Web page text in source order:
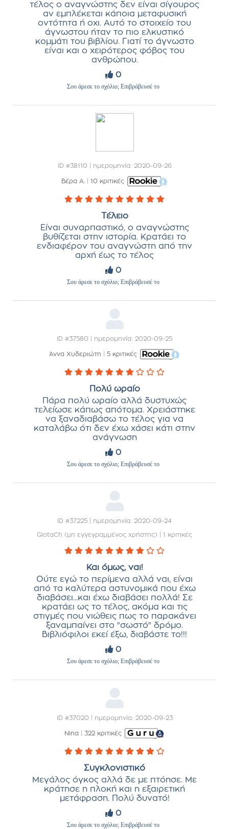
τέλος ο αναγνώστης δεν είναι σίγουρος
αν εμπλέκεται κάποια μεταφυσική
οντότητα ή οχι. Αυτό το στοιχείο του
άγνωστου ήταν το πιο ελκυστικό
κομμάτι του βιβλίου. Γιατί το άγνωστο
είναι και ο χειρότερος φόβος του
ανθρώπου.
0
Σου άρεσε το σχόλιο; Επιβράβευσέ το
ID #38110 | ημερομηνία: 2020-09-26
Βέρα Α. |10 κριτικές
Τέλειο
Είναι συναρπαστικό, ο αναγνώστης
βυθίζεται στην ιστορία. Κρατάει το
ενδιαφέρον του αναγνώστη από την
αρχή έως το τέλος
0
Σου άρεσε το σχόλιο; Επιβράβευσέ το
ID #37580 | ημερομηνία: 2020-09-25
Άννα Χυδεριώτη 5 κριτικές
Πολύ ωραίο
Πάρα πολύ ωραίο αλλά δυστυχώς
τελείωσε κάπως απότομα. Χρειάστηκε
να ξαναδιαβάσω το τέλος για να
καταλάβω ότι δεν έχω χάσει κάτι στην
ανάγνωση
0
Σου άρεσε το σχόλιο; Επιβράβευσέ το
ID #37225 | ημερομηνία: 2020-09-24
GiotaCh (μη εγγεγραμμένος χρήστης) 1 κριτικές
Και όμως, ναι!
Ούτε εγώ το περίμενα αλλά ναι, είναι
από τα καλύτερα αστυνομικά που έχω
διαβάσει...και έχω διαβάσει πολλά! Σε
κρατάει ως το τέλος, ακόμα και τις
στιγμές που νιώθεις πως το παρακάνει
ξαναμπαίνει στο "σωστό" δρόμο.
Βιβλιόφιλοι εκεί έξω, διαβάστε το!!!
0
Σου άρεσε το σχόλιο; Επιβράβευσέ το
ID #37020 | ημερομηνία: 2020-09-23
Nina 322 κριτικές
Συγκλονιστικό
Μεγάλος όγκος αλλά δε με πτόησε. Με
κράτησε η πλοκή και η εξαιρετική
μετάφραση. Πολύ δυνατό!
0
Σου άρεσε το σχόλιο; Επιβράβευσέ το